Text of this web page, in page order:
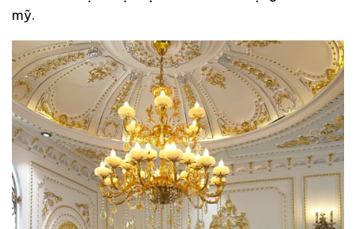
mỹ.